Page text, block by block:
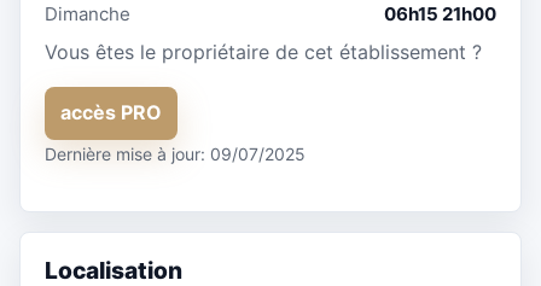
Dimanche
06h15 21h00
Vous êtes le propriétaire de cet établissement ?
accès PRO
Dernière mise à jour: 09/07/2025
Localisation